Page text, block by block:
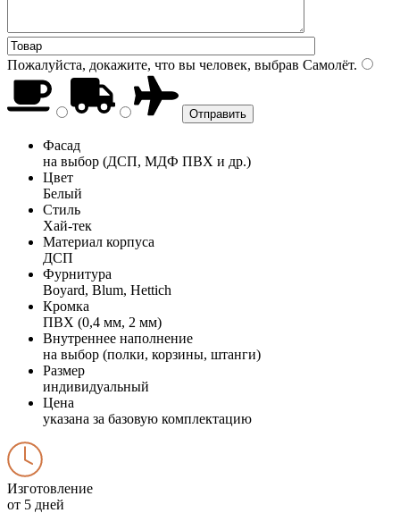
Пожалуйста, докажите, что вы человек, выбрав Самолёт.
Фасад
на выбор (ДСП, МДФ ПВХ и др.)
Цвет
Белый
Стиль
Хай-тек
Материал корпуса
ДСП
Фурнитура
Boyard, Blum, Hettich
Кромка
ПВХ (0,4 мм, 2 мм)
Внутреннее наполнение
на выбор (полки, корзины, штанги)
Размер
индивидуальный
Цена
указана за базовую комплектацию
Изготовление
от 5 дней